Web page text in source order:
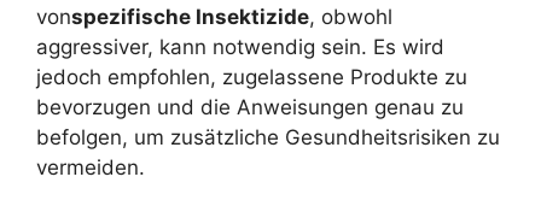
vonspezifische Insektizide, obwohl
aggressiver, kann notwendig sein. Es wird
jedoch empfohlen, zugelassene Produkte zu
bevorzugen und die Anweisungen genau zu
befolgen, um zusätzliche Gesundheitsrisiken zu
vermeiden.